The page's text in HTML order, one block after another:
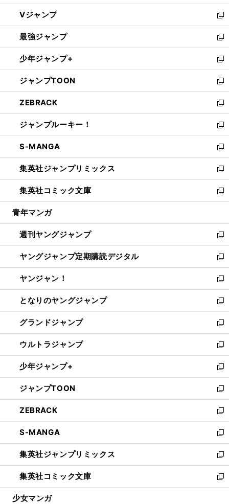
ウ
ィ
ン
ド
ウ
で
開
く
し
い
ウ
ィ
ン
ド
ウ
で
開
く
Vジャンプ
新
し
い
ウ
ィ
ン
ド
ウ
で
開
く
最強ジャンプ
新
し
い
ウ
ィ
ン
ド
ウ
で
開
く
少年ジャンプ+
新
し
い
ウ
ィ
ン
ド
ウ
で
開
く
ジャンプTOON
新
し
い
ウ
ィ
ン
ド
ウ
で
開
く
ZEBRACK
新
し
い
ウ
ィ
ン
ド
ウ
で
開
ジャンプルーキー！
新
し
い
ウ
ィ
ン
ド
ウ
開
く
S-MANGA
新
し
い
ウ
ィ
ン
ウ
で
開
く
集英社ジャンプリミックス
新
し
い
ウ
ン
ド
ウ
で
開
く
集英社コミック文庫
新
し
ウ
ィ
ン
ド
ウ
で
開
く
青年マンガ
週刊ヤングジャンプ
新
し
い
ウ
ィ
ン
ド
ウ
で
開
く
ヤングジャンプ定期購読デジタル
新
し
い
ウ
ィ
ン
ド
ウ
で
開
く
ヤンジャン！
新
し
い
ウ
ィ
ン
ド
ウ
で
開
く
となりのヤングジャンプ
新
し
い
ウ
ィ
ン
ド
ウ
で
開
く
グランドジャンプ
新
し
い
ウ
ィ
ン
ド
ウ
で
開
く
ウルトラジャンプ
新
し
い
ウ
ィ
ン
ド
ウ
で
開
く
少年ジャンプ+
新
し
い
ウ
ィ
ン
ド
ウ
で
開
く
ジャンプTOON
新
し
い
ウ
ィ
ン
ド
ウ
で
開
ZEBRACK
新
し
い
ウ
ィ
ン
ド
ウ
S-MANGA
新
し
い
ウ
ィ
ン
集英社ジャンプリミックス
新
し
い
ウ
集英社コミック文庫
新
し
少女マンガ